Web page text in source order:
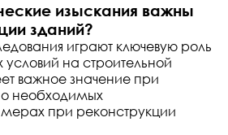
изыскания важны
зданий?
играют ключевую роль
условий на строительной
важное значение при
необходимых
при реконструкции